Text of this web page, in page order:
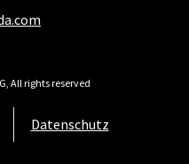
Datenschutz
All rights reserved